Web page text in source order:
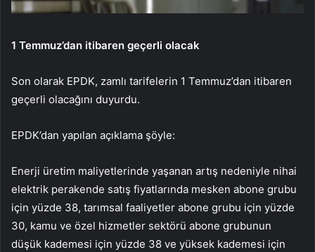
1 Temmuz’dan itibaren geçerli olacak
Son olarak EPDK, zamlı tarifelerin 1 Temmuz’dan itibaren
geçerli olacağını duyurdu.
EPDK’dan yapılan açıklama şöyle:
Enerji üretim maliyetlerinde yaşanan artış nedeniyle nihai
elektrik perakende satış fiyatlarında mesken abone grubu
için yüzde 38, tarımsal faaliyetler abone grubu için yüzde
30, kamu ve özel hizmetler sektörü abone grubunun
düşük kademesi için yüzde 38 ve yüksek kademesi için